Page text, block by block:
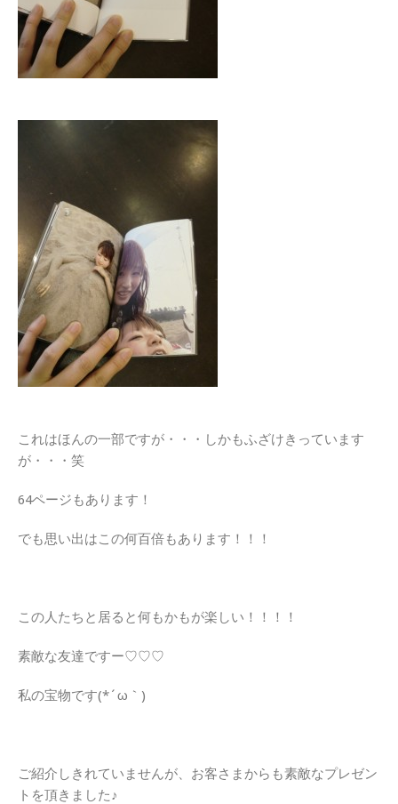
これはほんの一部ですが・・・しかもふざけきっています
が・・・笑
64ページもあります！
でも思い出はこの何百倍もあります！！！
この人たちと居ると何もかもが楽しい！！！！
素敵な友達ですー♡♡♡
私の宝物です(*´ω｀)
ご紹介しきれていませんが、お客さまからも素敵なプレゼン
トを頂きました♪